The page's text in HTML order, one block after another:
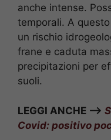
anche intense.
temporali. A
un rischio
frane e caduta
precipitazioni per
suoli.
LEGGI ANCHE –>
Covid: positivo